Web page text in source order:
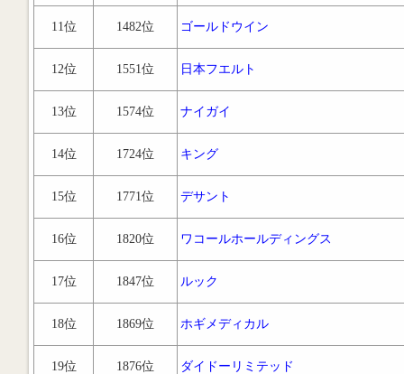
11位 1482位 ゴールドウイン
12位 1551位 日本フエルト
13位 1574位 ナイガイ
14位 1724位 キング
15位 1771位 デサント
16位 1820位 ワコールホールディングス
17位 1847位 ルック
18位 1869位 ホギメディカル
19位 1876位 ダイドーリミテッド